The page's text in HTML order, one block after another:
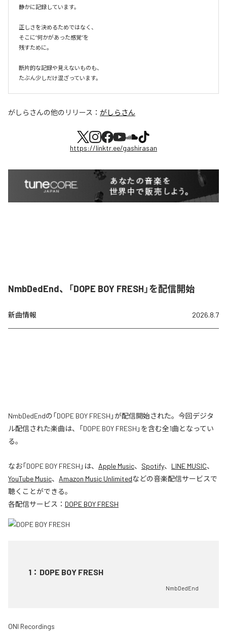
静かに記録しています。
正しさを決めるためではなく、
そこに“何かがあった感覚”を
残すために。
断片的な記録や見えないものも、
たぶん少しだけ混ざっています。
がしらさんの他のリリース： がしらさん
https://linktr.ee/gashirasan
NmbDedEnd、「DOPE BOY FRESH」を配信開始
新曲情報 2026.8.7
NmbDedEndの「DOPE BOY FRESH」が配信開始された。今回デジタ
ル配信された楽曲は、「DOPE BOY FRESH」を含む全1曲となってい
る。
なお「DOPE BOY FRESH 」は、 Apple Music、 Spotify、 LINE MUSIC、
YouTube Music、 Amazon Music Unlimitedなどの音楽配信サービスで
聴くことができる。
各配信サービス： DOPE BOY FRESH
1 ： DOPE BOY FRESH
NmbDedEnd
ONI Recordings